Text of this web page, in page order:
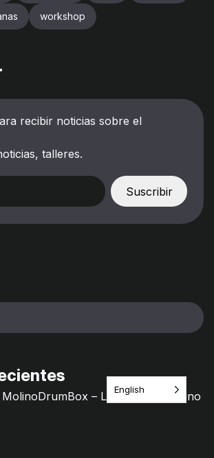
workshop
recibir noticias sobre el
talleres.
MolinoDrumBox – Laboratorio Molino
English